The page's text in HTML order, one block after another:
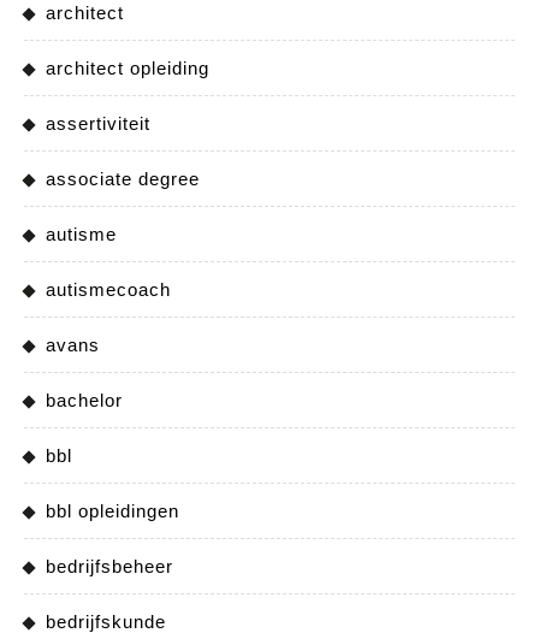
architect
architect opleiding
assertiviteit
associate degree
autisme
autismecoach
avans
bachelor
bbl
bbl opleidingen
bedrijfsbeheer
bedrijfskunde